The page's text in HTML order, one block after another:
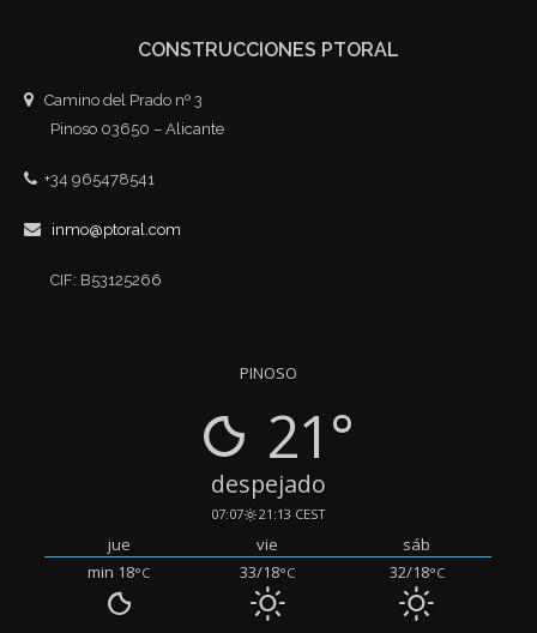
CONSTRUCCIONES PTORAL
Camino del Prado nº 3
Pinoso 03650 – Alicante
+34 965478541
inmo@ptoral.com
CIF: B53125266
PINOSO
21°
despejado
07:07 21:13 CEST
jue vie
sáb
min 18°C 33/18°C 32/18°C